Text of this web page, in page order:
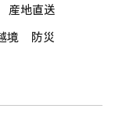
産地直送
境 防災